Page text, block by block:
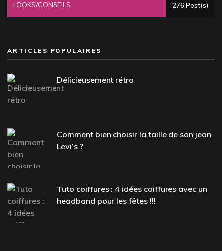
LOOKS/CONSEILS 276 Post(s)
ARTICLES POPULAIRES
Délicieusement rétro
Comment bien choisir la taille de son jean
Levi’s ?
Tuto coiffures : 4 idées coiffures avec un
headband pour les fêtes !!!